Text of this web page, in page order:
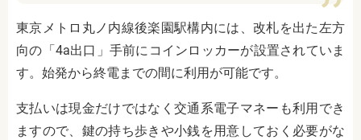
東京メトロ丸ノ内線後楽園駅構内には、改札を出た左方
向の「4a出口」手前にコインロッカーが設置されていま
す。始発から終電までの間に利用が可能です。
支払いは現金だけではなく交通系電子マネーも利用でき
ますので、鍵の持ち歩きや小銭を用意しておく必要がな